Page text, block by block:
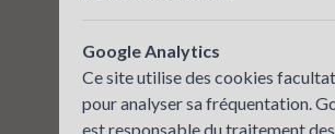
Google Analytics
Ce site utilise des cookies
pour analyser sa fréquentation.
est responsable du traitement des